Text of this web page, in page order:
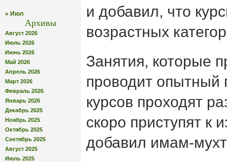
« Июл
Архивы
Август 2026
Июль 2026
Июнь 2026
Май 2026
Апрель 2026
Март 2026
Февраль 2026
Январь 2026
Декабрь 2025
Ноябрь 2025
Октябрь 2025
Сентябрь 2025
Август 2025
Июль 2025
и добавил, что
возрастных
Занятия, которые
проводит опытный
курсов проходят
скоро приступят
добавил имам-